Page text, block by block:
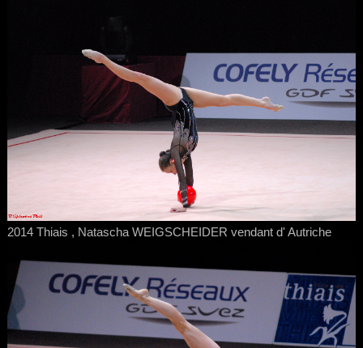
2014 Thiais , Natascha WEIGSCHEIDER vendant d' Autriche